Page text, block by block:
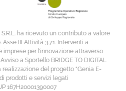
S.R.L. ha ricevuto un contributo a valore
Asse III Attività 3.7.1. Interventi a
per l’innovazione attraverso
a Sportello BRIDGE TO DIGITAL
realizzazione del progetto “Genia E-
prodotti e servizi legati
167H20001390007